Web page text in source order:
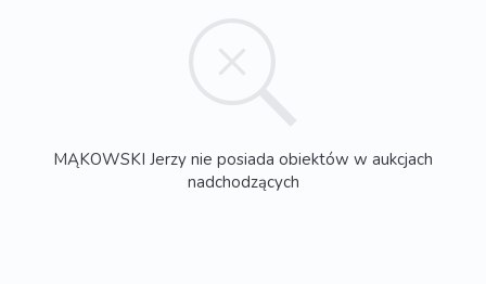
MĄKOWSKI Jerzy nie posiada obiektów w aukcjach
nadchodzących